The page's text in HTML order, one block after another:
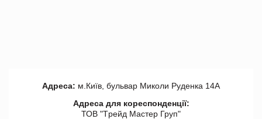
Адреса: м.Київ, бульвар Миколи Руденка 14А
Адреса для кореспонденції:
ТОВ "Tрейд Мастер Груп"